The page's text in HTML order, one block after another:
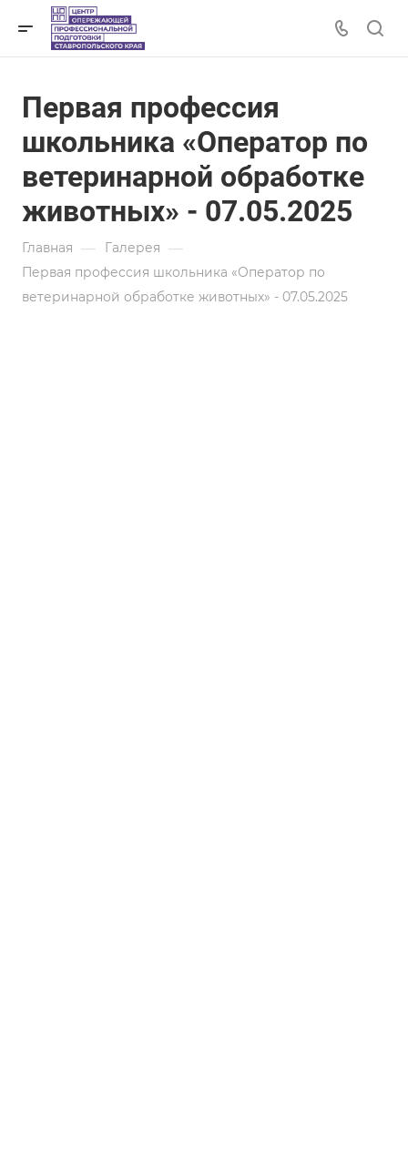
Первая профессия
школьника «Оператор по
ветеринарной обработке
животных» - 07.05.2025
Главная — Галерея —
Первая профессия школьника «Оператор по
ветеринарной обработке животных» - 07.05.2025